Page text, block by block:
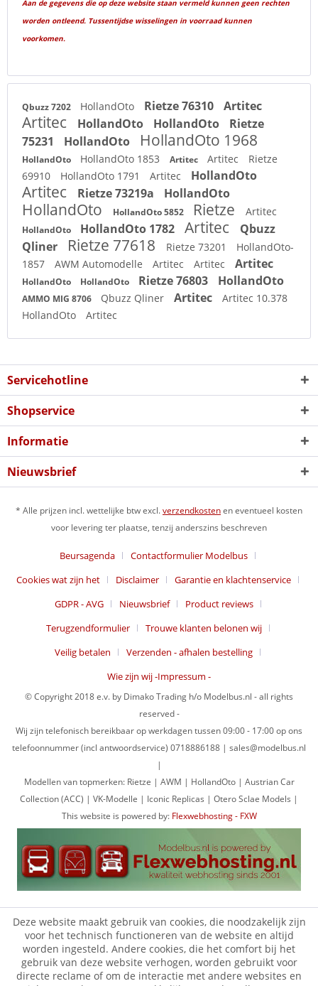
Aan de gegevens die op deze website staan vermeld kunnen geen rechten
worden ontleend. Tussentijdse wisselingen in voorraad kunnen
voorkomen.
Qbuzz 7202 HollandOto Rietze 76310 Artitec
Artitec HollandOto HollandOto
Rietze
75231
HollandOto HollandOto 1968
HollandOto HollandOto 1853 Artitec Artitec
Rietze
69910
HollandOto 1791 Artitec HollandOto
Artitec Rietze 73219a HollandOto
HollandOto HollandOto 5852 Rietze Artitec
HollandOto HollandOto 1782 Artitec
Qbuzz
Qliner
Rietze 77618 Rietze 73201
HollandOto-
1857
AWM Automodelle Artitec Artitec Artitec
HollandOto HollandOto Rietze 76803 HollandOto
AMMO MIG 8706 Qbuzz Qliner Artitec
Artitec 10.378
HollandOto
Artitec
Servicehotline
Shopservice
Informatie
Nieuwsbrief
* Alle prijzen incl. wettelijke btw excl.verzendkostenen eventueel kosten
voor levering ter plaatse, tenzij anderszins beschreven
Beursagenda
Contactformulier Modelbus
Cookies wat zijn het
Disclaimer
Garantie en klachtenservice
GDPR - AVG
Nieuwsbrief
Product reviews
Terugzendformulier
Trouwe klanten belonen wij
Veilig betalen
Verzenden - afhalen bestelling
Wie zijn wij -Impressum -
© Copyright 2018 e.v. by Dimako Trading h/o Modelbus.nl - all rights
reserved -
Wij zijn telefonisch bereikbaar op werkdagen tussen 09:00 - 17:00 op ons
telefoonnummer (incl antwoordservice) 0718886188 | sales@modelbus.nl
|
Modellen van topmerken: Rietze | AWM | HollandOto | Austrian Car
Collection (ACC) | VK-Modelle | Iconic Replicas | Otero Sclae Models |
This website is powered by: Flexwebhosting - FXW
Deze website maakt gebruik van cookies, die noodzakelijk zijn
voor het technisch functioneren van de website en altijd
worden ingesteld. Andere cookies, die het comfort bij het
gebruik van deze website verhogen, worden gebruikt voor
directe reclame of om de interactie met andere websites en